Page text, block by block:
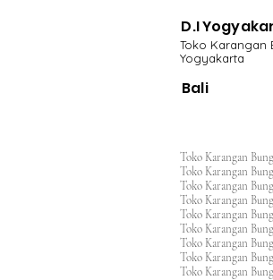
D.I
Toko Karangan
Yogyakarta
Bali
Toko Karangan
Toko Karangan
Toko Karangan
Toko Karangan
Toko Karangan
Toko Karangan
Toko Karangan
Toko Karangan
Toko Karangan